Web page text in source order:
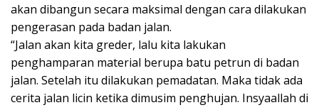
akan dibangun secara maksimal dengan cara dilakukan
pengerasan pada badan jalan.
“Jalan akan kita greder, lalu kita lakukan
penghamparan material berupa batu petrun di badan
jalan. Setelah itu dilakukan pemadatan. Maka tidak ada
cerita jalan licin ketika dimusim penghujan. Insyaallah di